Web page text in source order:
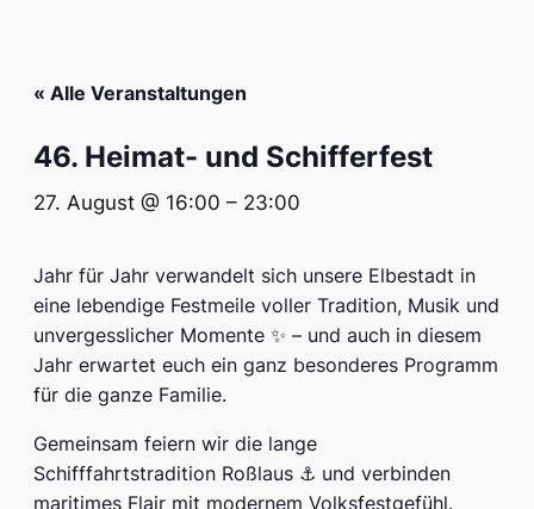
« Alle Veranstaltungen
46. Heimat- und Schifferfest
27. August @ 16:00 – 23:00
Jahr für Jahr verwandelt sich unsere Elbestadt in
eine lebendige Festmeile voller Tradition, Musik und
unvergesslicher Momente ✨ – und auch in diesem
Jahr erwartet euch ein ganz besonderes Programm
für die ganze Familie.
Gemeinsam feiern wir die lange
Schifffahrtstradition Roßlaus ⚓ und verbinden
maritimes Flair mit modernem Volksfestgefühl.